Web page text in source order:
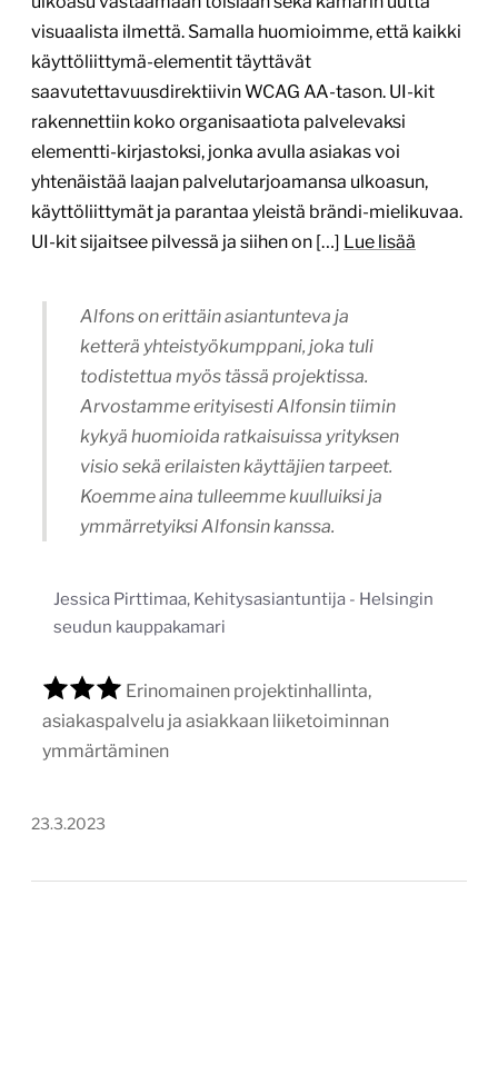
visuaalista ilmettä. Samalla huomioimme, että kaikki
käyttöliittymä-elementit täyttävät
saavutettavuusdirektiivin WCAG AA-tason. UI-kit
rakennettiin koko organisaatiota palvelevaksi
elementti-kirjastoksi, jonka avulla asiakas voi
yhtenäistää laajan palvelutarjoamansa ulkoasun,
käyttöliittymät ja parantaa yleistä brändi-mielikuvaa.
UI-kit sijaitsee pilvessä ja siihen on […] Lue lisää
Alfons on erittäin asiantunteva ja
ketterä yhteistyökumppani, joka tuli
todistettua myös tässä projektissa.
Arvostamme erityisesti Alfonsin tiimin
kykyä huomioida ratkaisuissa yrityksen
visio sekä erilaisten käyttäjien tarpeet.
Koemme aina tulleemme kuulluiksi ja
ymmärretyiksi Alfonsin kanssa.
Jessica Pirttimaa, Kehitysasiantuntija - Helsingin
seudun kauppakamari
Erinomainen projektinhallinta,
asiakaspalvelu ja asiakkaan liiketoiminnan
ymmärtäminen
23.3.2023